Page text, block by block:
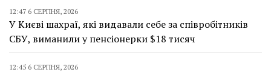
12:47 6 СЕРПНЯ, 2026
У Києві шахраї, які видавали себе за співробітників
СБУ, виманили у пенсіонерки $18 тисяч
12:45 6 СЕРПНЯ, 2026